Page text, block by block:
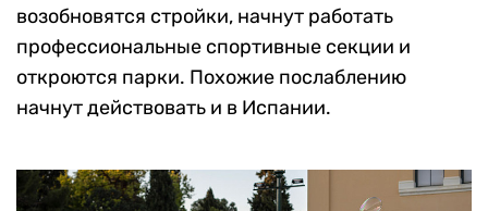
возобновятся стройки, начнут работать
профессиональные спортивные секции и
откроются парки. Похожие послаблению
начнут действовать и в Испании.